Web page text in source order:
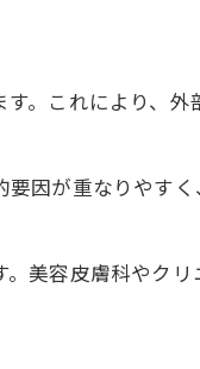
。これにより、
因が重なりやす
美容皮膚科やクリ